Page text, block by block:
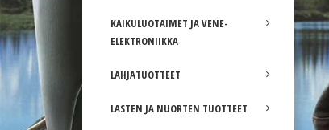
KAIKULUOTAIMET JA VENE-
ELEKTRONIIKKA
LAHJATUOTTEET
LASTEN JA NUORTEN TUOTTEET